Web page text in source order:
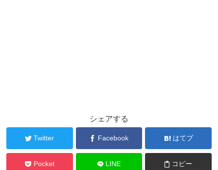
シェアする
Twitter Facebook はてブ
Pocket LINE コピー